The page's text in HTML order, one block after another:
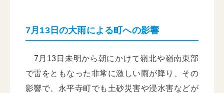
7月13日の大雨による町への影響
7月13日未明から朝にかけて嶺北や嶺南東部
で雷をともなった非常に激しい雨が降り、その
影響で、永平寺町でも土砂災害や浸水害などが